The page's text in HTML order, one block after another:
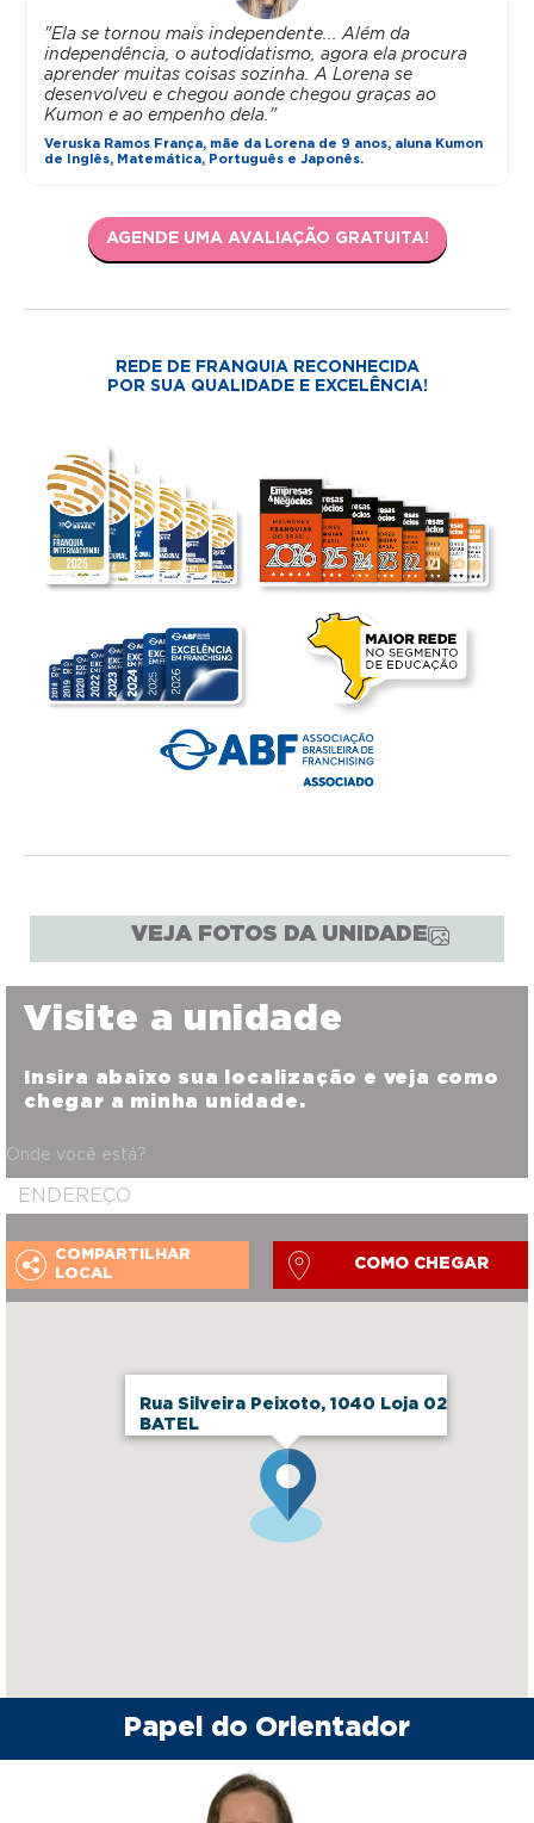
"Ela se tornou mais independente... Além da
independência, o autodidatismo, agora ela procura
aprender muitas coisas sozinha. A Lorena se
desenvolveu e chegou aonde chegou graças ao
Kumon e ao empenho dela."
Veruska Ramos França, mãe da Lorena de 9 anos, aluna Kumon
de Inglês, Matemática, Português e Japonês.
AGENDE UMA AVALIAÇÃO GRATUITA!
REDE DE FRANQUIA RECONHECIDA
POR SUA QUALIDADE E EXCELÊNCIA!
VEJA FOTOS DA UNIDADE
Rua Silveira Peixoto, 1040 Loja 02
BATEL
Visite a unidade
Insira abaixo sua localização e veja como
chegar a minha unidade.
Onde você está?
COMPARTILHAR
LOCAL
COMO CHEGAR
Papel do Orientador